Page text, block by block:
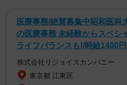
医療事務/絶賛募集中昭和医科
の医療事務 未経験からスペシ
ライフバランスも!/時給1400円
株式会社リジョイスカンパニー
東京都 江東区